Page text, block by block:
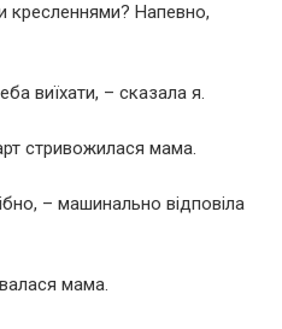
кресленнями? Напевно,
виїхати, – сказала я.
стривожилася мама.
– машинально відповіла
мама.